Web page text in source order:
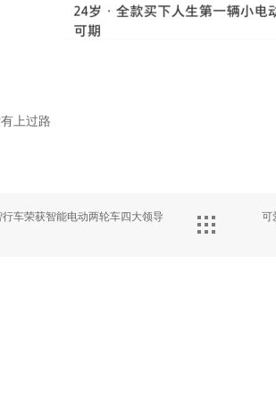
上过路
车荣获智能电动两轮车四大领导
可